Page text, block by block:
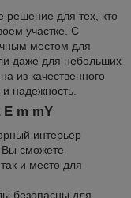
для тех, кто
участке. С
местом для
даже для небольших
из качественного
надежность.
m mY
интерьер
Вы сможете
и место для
безопасны для